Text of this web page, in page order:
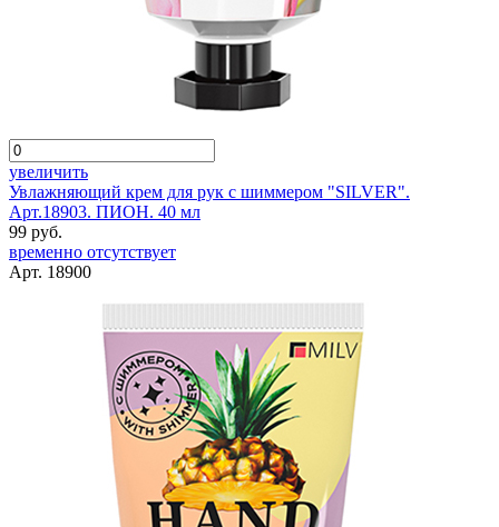
увеличить
Увлажняющий крем для рук с шиммером "SILVER".
Арт.18903. ПИОН. 40 мл
99 руб.
временно отсутствует
Арт. 18900